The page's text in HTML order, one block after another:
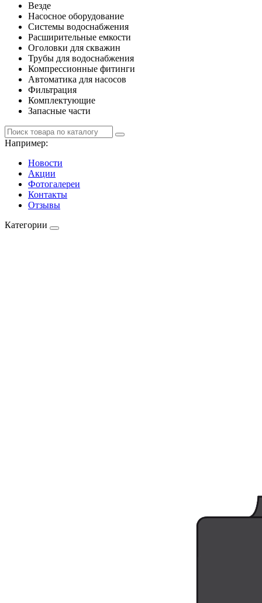
Везде
Насосное оборудование
Системы водоснабжения
Расширительные емкости
Оголовки для скважин
Трубы для водоснабжения
Компрессионные фитинги
Автоматика для насосов
Фильтрация
Комплектующие
Запасные части
Например:
Новости
Акции
Фотогалереи
Контакты
Отзывы
Категории